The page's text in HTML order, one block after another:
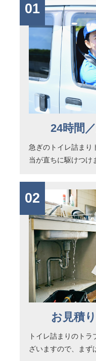
01
24時間
急ぎのトイレ詰まり
当が直ちに駆けつけ
02
お見積
トイレ詰まりのト
ざいますので、まず